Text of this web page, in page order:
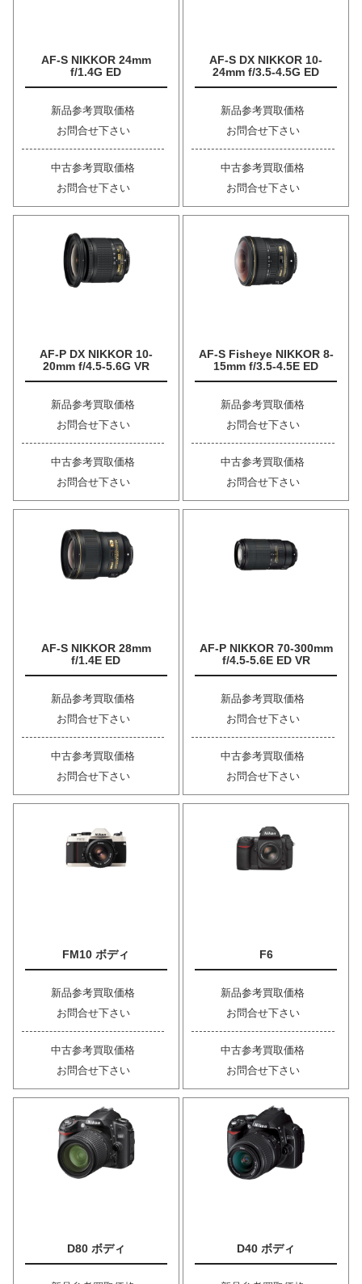
AF-S NIKKOR 24mm
f/1.4G ED
新品参考買取価格
お問合せ下さい
中古参考買取価格
お問合せ下さい
AF-S DX NIKKOR 10-
24mm f/3.5-4.5G ED
新品参考買取価格
お問合せ下さい
中古参考買取価格
お問合せ下さい
AF-P DX NIKKOR 10-
20mm f/4.5-5.6G VR
新品参考買取価格
お問合せ下さい
中古参考買取価格
お問合せ下さい
AF-S Fisheye NIKKOR 8-
15mm f/3.5-4.5E ED
新品参考買取価格
お問合せ下さい
中古参考買取価格
お問合せ下さい
AF-S NIKKOR 28mm
f/1.4E ED
新品参考買取価格
お問合せ下さい
中古参考買取価格
お問合せ下さい
AF-P NIKKOR 70-300mm
f/4.5-5.6E ED VR
新品参考買取価格
お問合せ下さい
中古参考買取価格
お問合せ下さい
FM10 ボディ
新品参考買取価格
お問合せ下さい
中古参考買取価格
お問合せ下さい
F6
新品参考買取価格
お問合せ下さい
中古参考買取価格
お問合せ下さい
D80 ボディ D40 ボディ